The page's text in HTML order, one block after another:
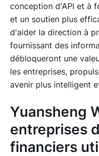
conception d'API et à
et un soutien plus
d'aider la direction à
fournissant des
débloqueront une
les entreprises,
avenir plus intelligent
Yuansheng
entreprises
financiers